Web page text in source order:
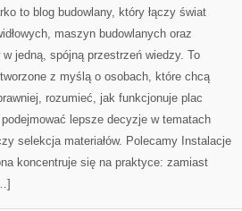
AKUSTYCZNA
to blog budowlany, który łączy świat
maszyn budowlanych oraz
w jedną, spójną przestrzeń wiedzy. To
z myślą o osobach, które chcą
rozumieć, jak funkcjonuje plac
podejmować lepsze decyzje w tematach
selekcja materiałów. Polecamy Instalacje
koncentruje się na praktyce: zamiast